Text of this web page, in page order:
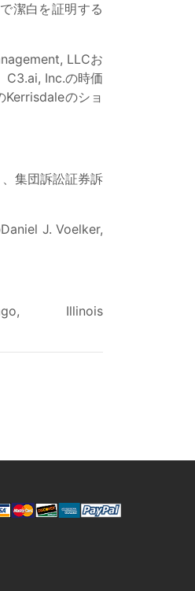
潔白を証明する
LLCお
C3.ai, Inc.の時価
のショ
集団訴訟証券訴
J. Voelker,
Illinois